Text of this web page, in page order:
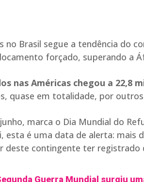
no Brasil segue a tendência do
forçado, superando a
nas Américas chegou a 22,8
quase em totalidade, por
marca o Dia Mundial do
esta é uma data de alerta: mais
deste contingente ter registrado
Guerra Mundial surgiu